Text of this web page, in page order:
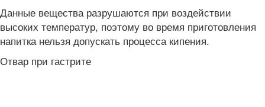
Данные вещества разрушаются при воздействии
высоких температур, поэтому во время приготовления
напитка нельзя допускать процесса кипения.
Отвар при гастрите